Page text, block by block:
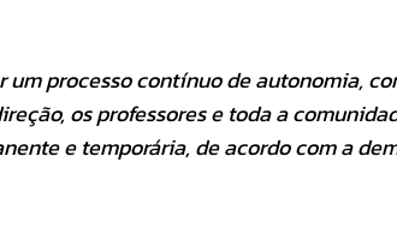
um processo contínuo de autonomia,
os professores e toda a
e temporária, de acordo com a